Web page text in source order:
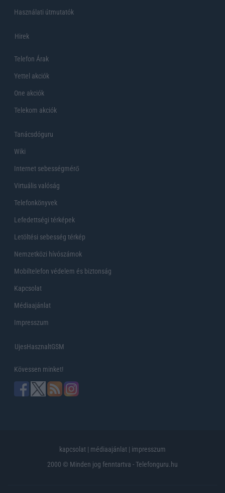
Használati útmutatók
Hirek
Telefon Árak
Yettel akciók
One akciók
Telekom akciók
Tanácsdóguru
Wiki
Internet sebességmérő
Virtuális valóság
Telefonkönyvek
Lefedettségi térképek
Letöltési sebesség térkép
Nemzetközi hívószámok
Mobiltelefon védelem és biztonság
Kapcsolat
Médiaajánlat
Impresszum
UjesHasznaltGSM
Kövessen minket!
kapcsolat | médiaajánlat | impresszum
2000 © Minden jog fenntartva - Telefonguru.hu